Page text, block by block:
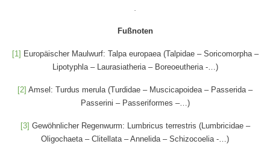
Fußnoten
[1] Europäischer Maulwurf: Talpa europaea (Talpidae – Soricomorpha –
Lipotyphla – Laurasiatheria – Boreoeutheria -…)
[2] Amsel: Turdus merula (Turdidae – Muscicapoidea – Passerida –
Passerini – Passeriformes –…)
[3] Gewöhnlicher Regenwurm: Lumbricus terrestris (Lumbricidae –
Oligochaeta – Clitellata – Annelida – Schizocoelia -…)